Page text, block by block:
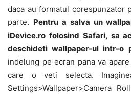
daca au formatul corespunzator
parte. Pentru a salva un
iDevice.ro folosind Safari, sa
deschideti wallpaper-ul intr-o
indelung pe ecran pana va
care o veti selecta.
Settings>Wallpaper>Camera